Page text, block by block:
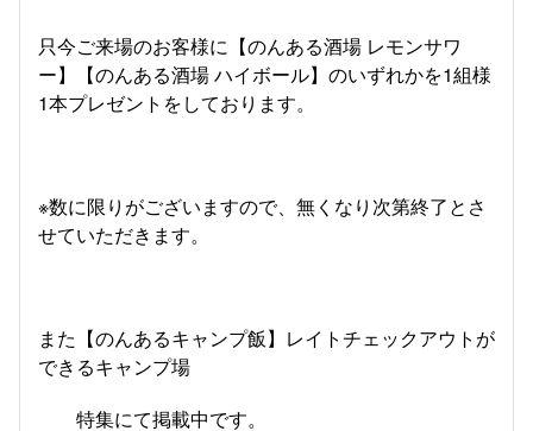
只今ご来場のお客様に【のんある酒場 レモンサワ
ー】【のんある酒場 ハイボール】のいずれかを1組様
1本プレゼントをしております。
※数に限りがございますので、無くなり次第終了とさ
せていただきます。
また【のんあるキャンプ飯】レイトチェックアウトが
できるキャンプ場
特集にて掲載中です。